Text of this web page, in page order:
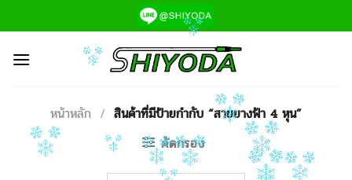
ไป
เนื้อหา
หน้าหลัก / สินค้าที่มีป้ายกำกับ “สายยางฟ้า 4 หุน”
คัดกรอง